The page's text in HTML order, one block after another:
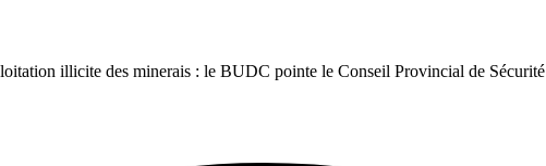
illicite des minerais : le BUDC pointe le Conseil Provincial de Sécurité